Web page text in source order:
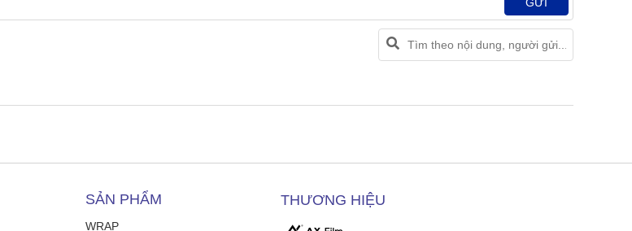
SẢN PHẨM
WRAP
THƯƠNG HIỆU